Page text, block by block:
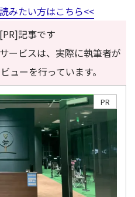
みたい方はこちら<<
記事です
ービスは、実際に執筆者が
ューを行っています。
PR